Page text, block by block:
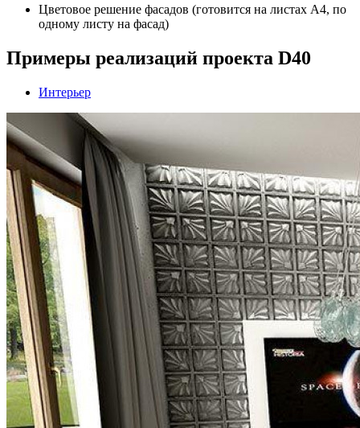
Цветовое решение фасадов (готовится на листах А4, по
одному листу на фасад)
Примеры реализаций проекта D40
Интерьер